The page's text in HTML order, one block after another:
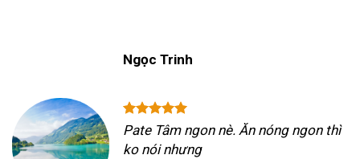
Ngọc Trinh
Pate Tâm ngon nè. Ăn nóng ngon thì
ko nói nhưng